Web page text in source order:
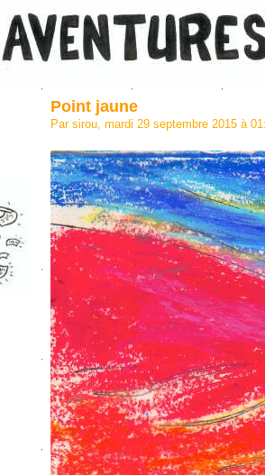
Point jaune
Par sirou, mardi 29 septembre 2015 à